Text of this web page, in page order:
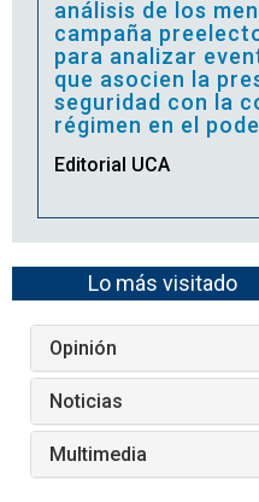
análisis de los
campaña
para analizar
que asocien la
seguridad con la
régimen en el
Editorial UCA
Lo más visitado
Opinión
Noticias
Multimedia